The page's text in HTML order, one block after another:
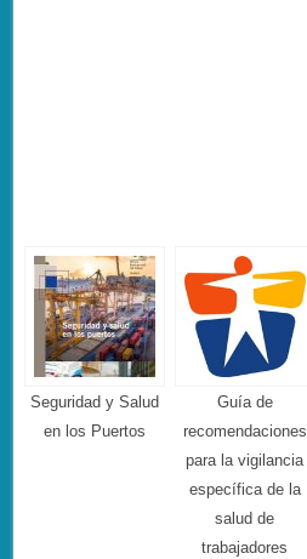
Seguridad y Salud
en los Puertos
Guía de
recomendaciones
para la vigilancia
específica de la
salud de
trabajadores